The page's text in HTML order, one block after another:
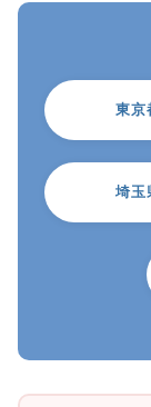
東京
埼玉